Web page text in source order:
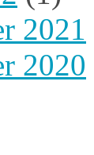
2021
2020